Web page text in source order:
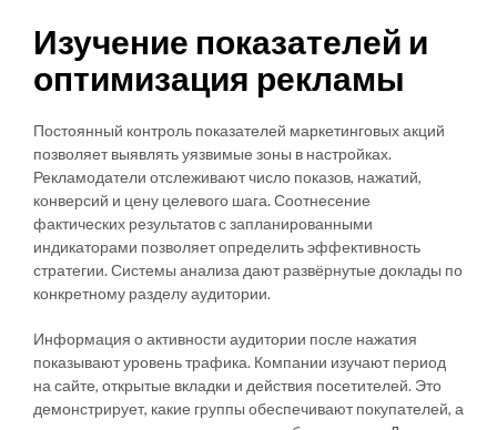
Изучение показателей и
оптимизация рекламы
Постоянный контроль показателей маркетинговых акций
позволяет выявлять уязвимые зоны в настройках.
Рекламодатели отслеживают число показов, нажатий,
конверсий и цену целевого шага. Соотнесение
фактических результатов с запланированными
индикаторами позволяет определить эффективность
стратегии. Системы анализа дают развёрнутые доклады по
конкретному разделу аудитории.
Информация о активности аудитории после нажатия
показывают уровень трафика. Компании изучают период
на сайте, открытые вкладки и действия посетителей. Это
демонстрирует, какие группы обеспечивают покупателей, а